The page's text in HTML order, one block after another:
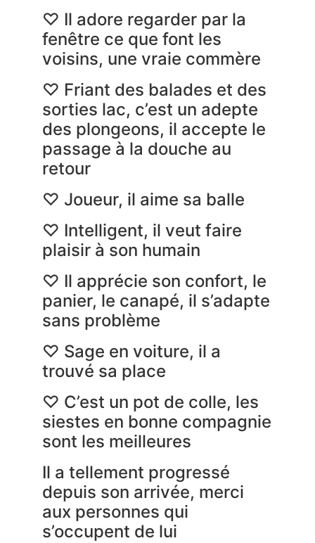
♡ Il adore regarder par la
fenêtre ce que font les
voisins, une vraie commère
♡ Friant des balades et des
sorties lac, c’est un adepte
des plongeons, il accepte le
passage à la douche au
retour
♡ Joueur, il aime sa balle
♡ Intelligent, il veut faire
plaisir à son humain
♡ Il apprécie son confort, le
panier, le canapé, il s’adapte
sans problème
♡ Sage en voiture, il a
trouvé sa place
♡ C’est un pot de colle, les
siestes en bonne compagnie
sont les meilleures
Il a tellement progressé
depuis son arrivée, merci
aux personnes qui
s’occupent de lui